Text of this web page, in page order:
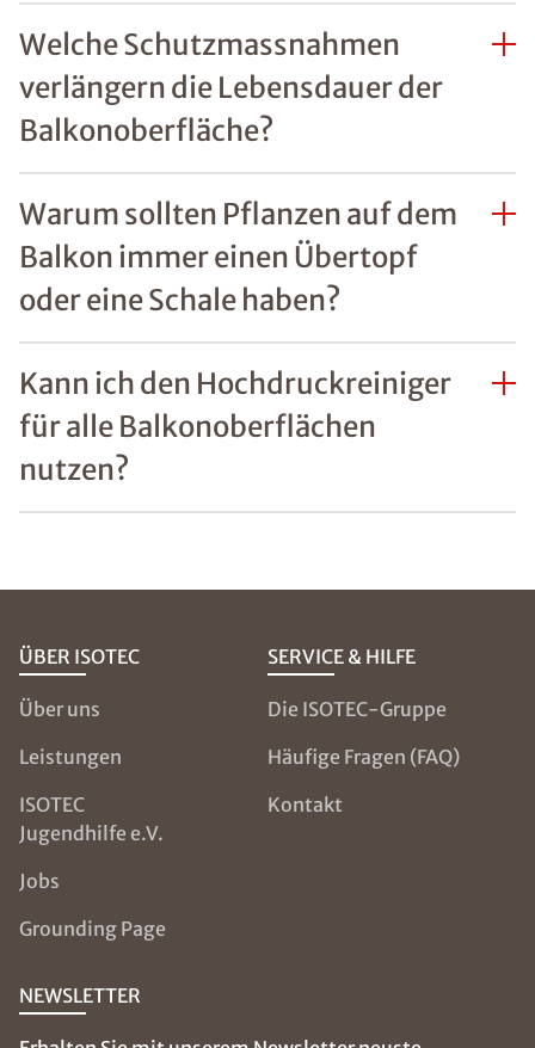
Welche Schutzmassnahmen
verlängern die Lebensdauer der
Balkonoberfläche?
Warum sollten Pflanzen auf dem
Balkon immer einen Übertopf
oder eine Schale haben?
Kann ich den Hochdruckreiniger
für alle Balkonoberflächen
nutzen?
ÜBER ISOTEC
Über uns
Leistungen
ISOTEC
Jugendhilfe e.V.
Jobs
Grounding Page
SERVICE & HILFE
Die ISOTEC-Gruppe
Häufige Fragen (FAQ)
Kontakt
NEWSLETTER